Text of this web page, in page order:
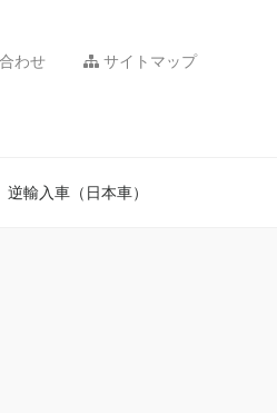
わせ サイトマップ
逆輸入車（日本車）